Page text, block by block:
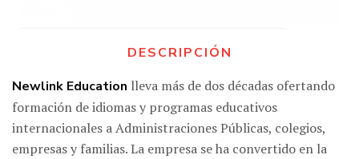
DESCRIPCIÓN
Newlink Education lleva más de dos décadas ofertando
formación de idiomas y programas educativos
internacionales a Administraciones Públicas, colegios,
empresas y familias. La empresa se ha convertido en la